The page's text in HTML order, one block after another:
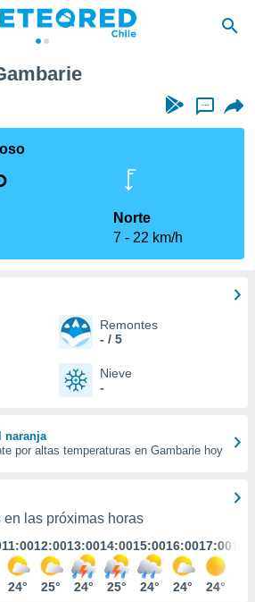
...
Norte
7
22 km/h
Remontes
- / 5
Nieve
-
naranja
por altas temperaturas en Gambarie hoy
en las próximas horas
11:00
24°
12:00
25°
13:00
24°
14:00
25°
15:00
24°
16:00
24°
17:00
24°